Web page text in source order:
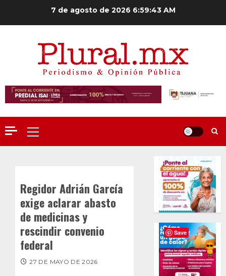
7 de agosto de 2026 6:59:44 AM
Menú
principal
Regidor Adrián García
exige aclarar abasto
de medicinas y
rescindir convenio
federal
27 DE MAYO DE 2026
Save